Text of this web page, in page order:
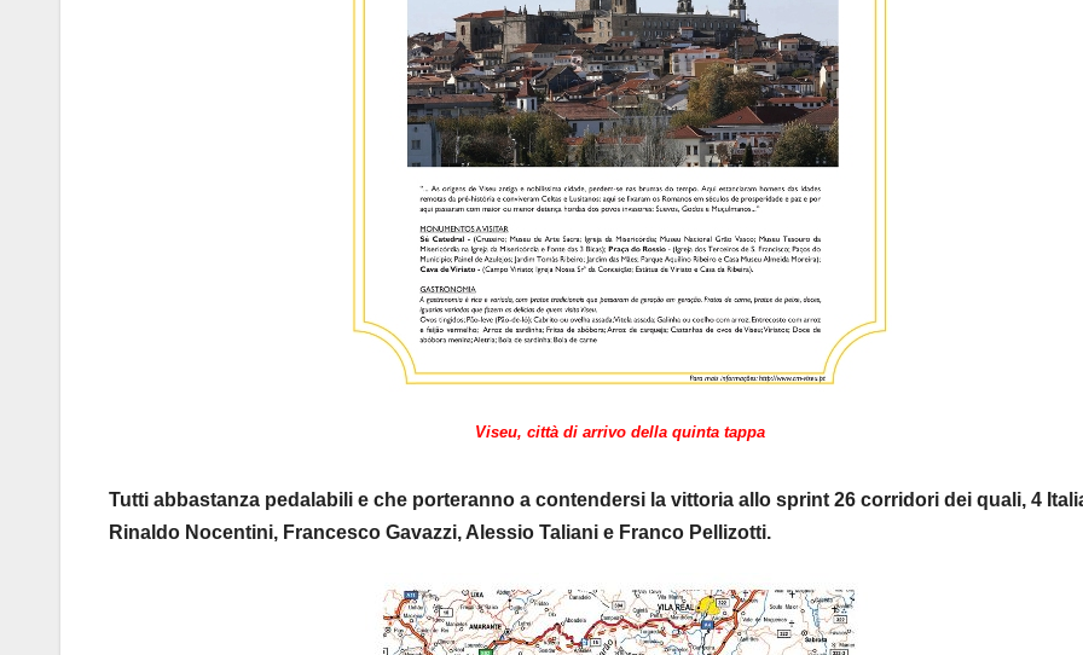
Viseu, città di arrivo della quinta tappa
Tutti abbastanza pedalabili e che porteranno a contendersi la vittoria allo sprint 26 corridori dei quali, 4
Rinaldo Nocentini, Francesco Gavazzi, Alessio Taliani e Franco Pellizotti.